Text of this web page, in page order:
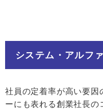
システム・アルフ
社員の定着率が高い要因
ーにも表れる創業社長の